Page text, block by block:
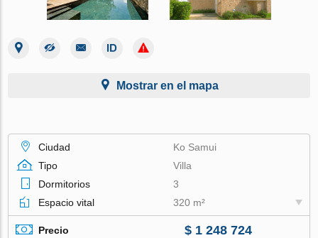
Mostrar en el mapa
Ciudad
Ko Samui
Tipo
Villa
Dormitorios
3
Espacio vital
320 m²
Precio $ 1 248 724